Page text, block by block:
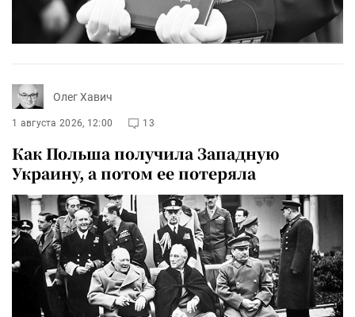
Олег Хавич
1 августа 2026, 12:00 13
Как Польша получила Западную
Украину, а потом ее потеряла